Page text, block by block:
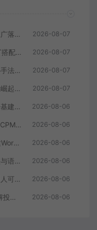
淘宝金牌运营实战特训：从选品推广落地爆款打造，店铺运营全链路拆解 2026-08-07
AI自动化电脑操控实战：ChatGPT搭配Codex，一键指令远程自动操控电脑完成工作 2026-08-07
广告投产优化课：详解洗投产核心手法，落地多场景投放提效增收方案 2026-08-07
新能源车行业深度解析：拆解产业崛起根源，剖析行业内卷与海外贸易争端现状 2026-08-07
微信私域量化运营指南：搭建账号基建打造热号，脱敏风控规避运营各类高危风险 2026-08-06
不露脸油管AI变现速成课：深挖高CPM盈利领域，零出镜打造YouTube稳定收益账号 2026-08-06
跨境建站实战必修课：Codex搭建WordPress站点，关键词外链打造谷歌流量阵地 2026-08-06
自媒体个人成长全能课：修炼镜头与语言功底，巧用AI做内容打造个人自媒体IP 2026-08-06
零撸搬砖掘金项目，玩法稳定普通人可落地的长期副业，月收益轻松10000+ 2026-08-06
Google Ads运营精通课：系统拆解投放全流程，优化账户提升广告投产回报率 2026-08-06